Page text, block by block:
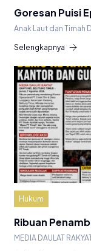
Goresan Puisi
Anak Laut dan Timah
Selengkapnya
Hukum
Ribuan
MEDIA DAULAT